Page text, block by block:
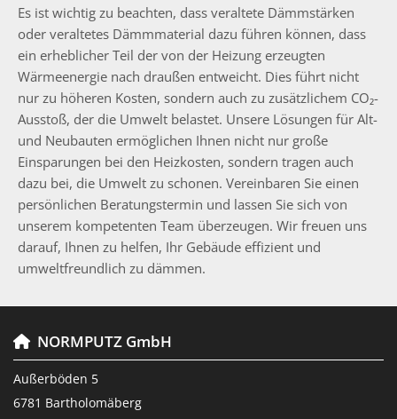
Es ist wichtig zu beachten, dass veraltete Dämmstärken
oder veraltetes Dämmmaterial dazu führen können, dass
ein erheblicher Teil der von der Heizung erzeugten
Wärmeenergie nach draußen entweicht. Dies führt nicht
nur zu höheren Kosten, sondern auch zu zusätzlichem CO₂-
Ausstoß, der die Umwelt belastet. Unsere Lösungen für Alt-
und Neubauten ermöglichen Ihnen nicht nur große
Einsparungen bei den Heizkosten, sondern tragen auch
dazu bei, die Umwelt zu schonen. Vereinbaren Sie einen
persönlichen Beratungstermin und lassen Sie sich von
unserem kompetenten Team überzeugen. Wir freuen uns
darauf, Ihnen zu helfen, Ihr Gebäude effizient und
umweltfreundlich zu dämmen.
 NORMPUTZ GmbH
Außerböden 5
6781 Bartholomäberg